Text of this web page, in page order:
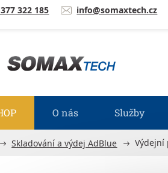
322 185 info@somaxtech.cz
O nás Služby
Skladování a výdej AdBlue Výdejní